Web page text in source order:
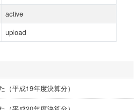
平成19年度決算分）
active
upload